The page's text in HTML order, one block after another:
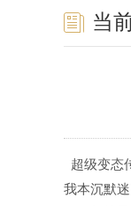
当
超级变态
我本沉默